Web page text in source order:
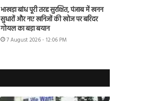
भाखड़ा बांध पूरी तरह सुरक्षित, पंजाब में खनन
सुधारों और नए खनिजों की खोज पर बरिंदर
गोयल का बड़ा बयान
7 August 2026 - 12:06 PM